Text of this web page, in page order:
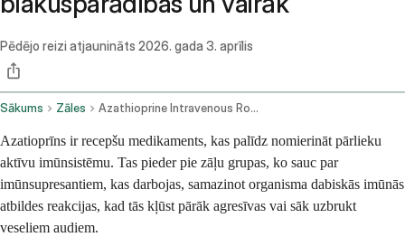
Pēdējo reizi atjaunināts 2026. gada 3. aprīlis
Sākums Zāles Azathioprine Intravenous Route
Azatioprīns ir recepšu medikaments, kas palīdz nomierināt pārlieku
aktīvu imūnsistēmu. Tas pieder pie zāļu grupas, ko sauc par
imūnsupresantiem, kas darbojas, samazinot organisma dabiskās imūnās
atbildes reakcijas, kad tās kļūst pārāk agresīvas vai sāk uzbrukt
veseliem audiem.